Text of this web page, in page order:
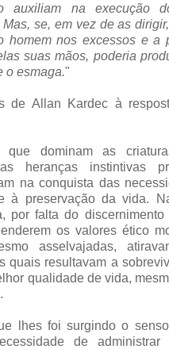
auxiliam na execução
se, em vez de as
homem nos excessos e a
suas mãos, poderia
o esmaga."
de Allan Kardec à
que dominam as
heranças instintivas
na conquista das
à preservação da vida.
por falta do
os valores ético
asselvajadas,
quais resultavam a
qualidade de vida,
lhes foi surgindo o
de